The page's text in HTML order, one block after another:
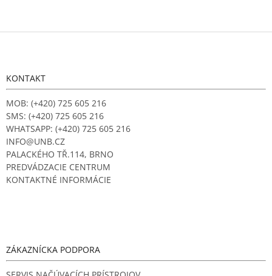
Z
KONTAKT
MOB: (+420) 725 605 216
SMS: (+420) 725 605 216
WHATSAPP: (+420) 725 605 216
INFO@UNB.CZ
PALACKÉHO TŘ.114, BRNO
PREDVÁDZACIE CENTRUM
KONTAKTNÉ INFORMÁCIE
ZÁKAZNÍCKA PODPORA